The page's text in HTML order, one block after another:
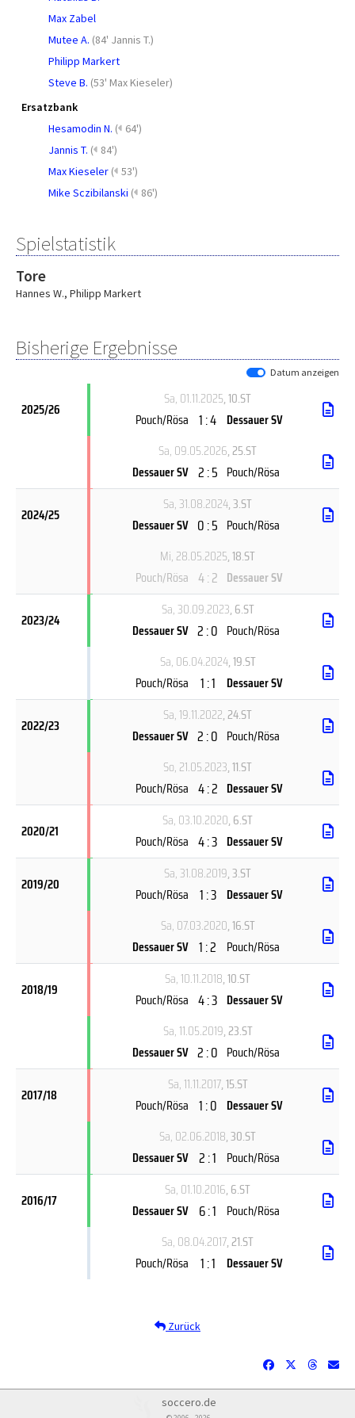
Max Zabel
Mutee A. (84' Jannis T.)
Philipp Markert
Steve B. (53' Max Kieseler)
Ersatzbank
Hesamodin N. ( 64')
Jannis T. ( 84')
Max Kieseler ( 53')
Mike Sczibilanski ( 86')
Spielstatistik
Tore
Hannes W., Philipp Markert
Bisherige Ergebnisse
Datum anzeigen
2025/26
Sa, 01.11.2025, 10.ST
Pouch/Rösa 1 : 4 Dessauer SV
Sa, 09.05.2026, 25.ST
Dessauer SV 2 : 5 Pouch/Rösa
2024/25
Sa, 31.08.2024, 3.ST
Dessauer SV 0 : 5 Pouch/Rösa
Mi, 28.05.2025, 18.ST
Pouch/Rösa 4 : 2 Dessauer SV
2023/24
Sa, 30.09.2023, 6.ST
Dessauer SV 2 : 0 Pouch/Rösa
Sa, 06.04.2024, 19.ST
Pouch/Rösa
1 : 1 Dessauer SV
2022/23
Sa, 19.11.2022, 24.ST
Dessauer SV 2 : 0 Pouch/Rösa
So, 21.05.2023, 11.ST
Pouch/Rösa 4 : 2 Dessauer SV
2020/21
Sa, 03.10.2020, 6.ST
Pouch/Rösa 4 : 3 Dessauer SV
2019/20
Sa, 31.08.2019, 3.ST
Pouch/Rösa 1 : 3 Dessauer SV
Sa, 07.03.2020, 16.ST
Dessauer SV 1 : 2 Pouch/Rösa
2018/19
Sa, 10.11.2018, 10.ST
Pouch/Rösa 4 : 3 Dessauer SV
Sa, 11.05.2019, 23.ST
Dessauer SV 2 : 0 Pouch/Rösa
2017/18
Sa, 11.11.2017, 15.ST
Pouch/Rösa 1 : 0 Dessauer SV
Sa, 02.06.2018, 30.ST
Dessauer SV 2 : 1 Pouch/Rösa
2016/17
Sa, 01.10.2016, 6.ST
Dessauer SV 6 : 1 Pouch/Rösa
Sa, 08.04.2017, 21.ST
Pouch/Rösa
1 : 1 Dessauer SV
Zurück
soccero.de